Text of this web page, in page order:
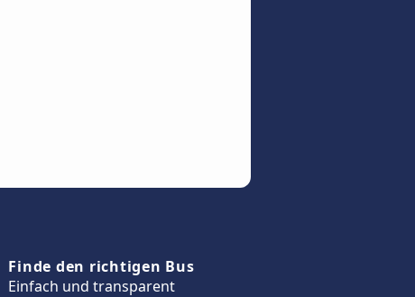
Finde den richtigen Bus
Einfach und transparent